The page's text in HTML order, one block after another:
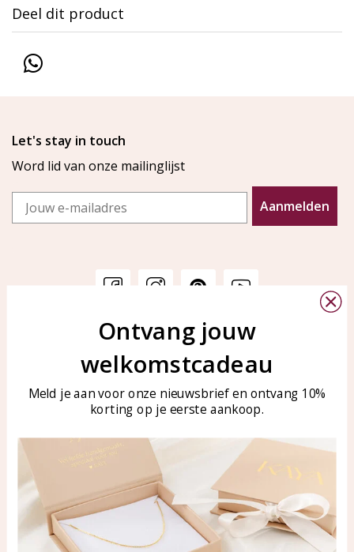
Deel dit product
Let's stay in touch
Word lid van onze mailinglijst
Email
Aanmelden
Veelgestelde vragen
Sieraden onderhouden
KAYA Sieraden
Bellen of WhatsApp Ma-Vr
tussen 09:00-17:00
Tel: 0850003187
WhatsApp: 0850003187
klantenservice@kayasierade
Producten
Alle producten
KAYA Sieraden
Over ons
Ontvang jouw
welkomstcadeau
Meld je aan voor onze nieuwsbrief en ontvang 10%
korting op je eerste aankoop.